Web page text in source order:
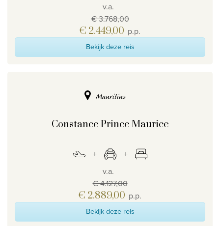
v.a.
€ 3.768,00
€ 2.449,00 p.p.
Bekijk deze reis
Mauritius
Constance Prince Maurice
v.a.
€ 4.127,00
€ 2.889,00 p.p.
Bekijk deze reis